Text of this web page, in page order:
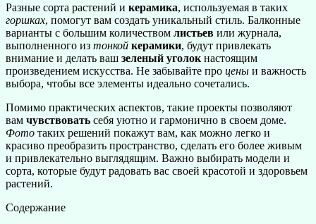
Разные сорта растений и керамика, используемая в таких
горшках, помогут вам создать уникальный стиль. Балконные
варианты с большим количеством листьев или журнала,
выполненного из тонкой керамики, будут привлекать
внимание и делать ваш зеленый уголок настоящим
произведением искусства. Не забывайте про цены и важность
выбора, чтобы все элементы идеально сочетались.
Помимо практических аспектов, такие проекты позволяют
вам чувствовать себя уютно и гармонично в своем доме.
Фото таких решений покажут вам, как можно легко и
красиво преобразить пространство, сделать его более живым
и привлекательно выглядящим. Важно выбирать модели и
сорта, которые будут радовать вас своей красотой и здоровьем
растений.
Содержание